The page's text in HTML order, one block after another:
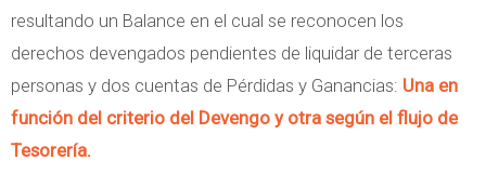
resultando un Balance en el cual se reconocen los
derechos devengados pendientes de liquidar de terceras
personas y dos cuentas de Pérdidas y Ganancias: Una en
función del criterio del Devengo y otra según el flujo de
Tesorería.